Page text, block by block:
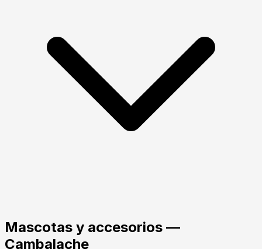
Mascotas y accesorios —
Cambalache